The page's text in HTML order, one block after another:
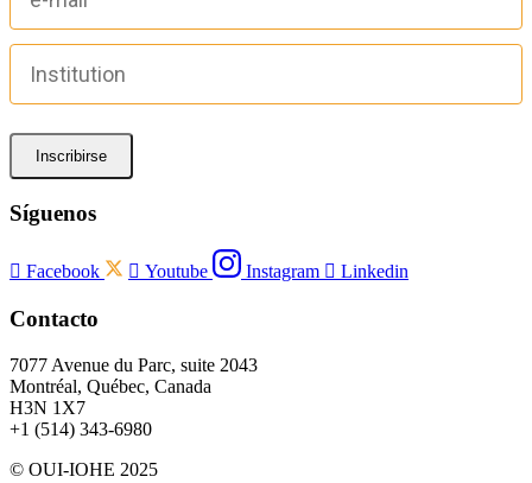
Inscribirse
Síguenos
 Facebook  Youtube Instagram  Linkedin
Contacto
7077 Avenue du Parc, suite 2043
Montréal, Québec, Canada
H3N 1X7
+1 (514) 343-6980
© OUI-IOHE 2025